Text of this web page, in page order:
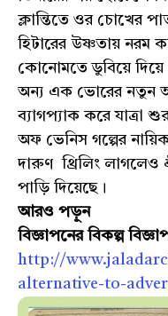
ক্লান্তিতে ওর চোখের
হিটারের উষ্ণতায় নরম
কোনোমতে ডুবিয়ে
অন্য এক ভোরের নতুন
ব্যাগপ্যাক করে যাত্রা
অফ ভেনিস গল্পের
দারুণ থ্রিলিং লাগলেও
পাড়ি দিয়েছে।
আরও পড়ুন
বিজ্ঞাপনের বিকল্প
http://
alternative-to-